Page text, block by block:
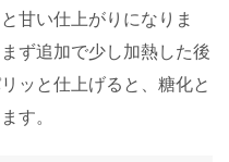
甘い仕上がりになりま
ず追加で少し加熱した後
ッと仕上げると、糖化と
す。